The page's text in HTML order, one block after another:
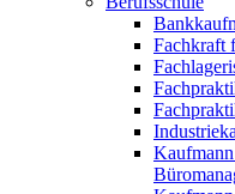
Fachkraft